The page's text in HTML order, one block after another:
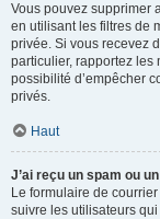
Vous pouvez supprimer
en utilisant les filtres de
privée. Si vous recevez
particulier, rapportez les
possibilité d’empêcher
privés.
Haut
J’ai reçu un spam ou
Le formulaire de
suivre les utilisateurs